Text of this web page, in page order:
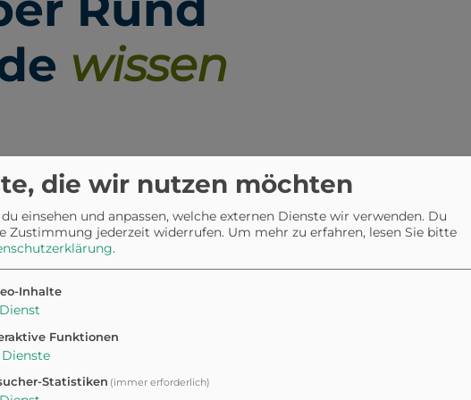
wissen
Piazza Grande in Locarno.
bietet einen leichten
schöne Natur und
Vierbeiner. Bitte
die wir nutzen möchten
einsehen und anpassen, welche externen Dienste wir verwenden. Du
Zustimmung jederzeit widerrufen. Um mehr zu erfahren, lesen Sie bitte
.
Inhalte
Dienst
Funktionen
Dienste
Statistiken (immer erforderlich)